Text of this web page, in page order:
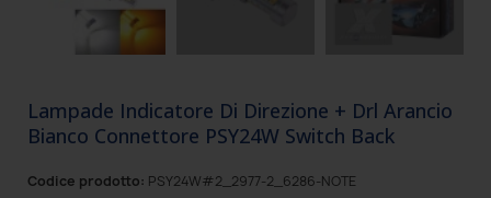
Lampade Indicatore Di Direzione + Drl Arancio
Bianco Connettore PSY24W Switch Back
Codice prodotto: PSY24W#2_2977-2_6286-NOTE